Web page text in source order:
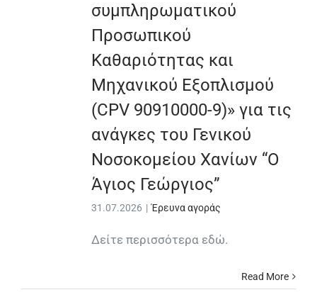
συμπληρωματικού
Προσωπικού
Καθαριότητας και
Μηχανικού Εξοπλισμού
(CPV 90910000-9)» για τις
ανάγκες του Γενικού
Νοσοκομείου Χανίων “Ο
Άγιος Γεώργιος”
31.07.2026 | Έρευνα αγοράς
Δείτε περισσότερα εδώ.
Read More